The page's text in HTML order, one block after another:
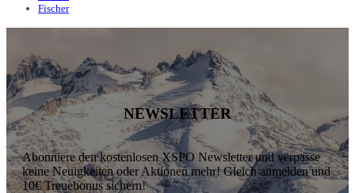
Fischer
NEWSLETTER
Abonniere den kostenlosen XSPO Newsletter und verpasse
keine Neuigkeiten oder Aktionen mehr! Gleich anmelden und
10€ Treuebonus sichern!